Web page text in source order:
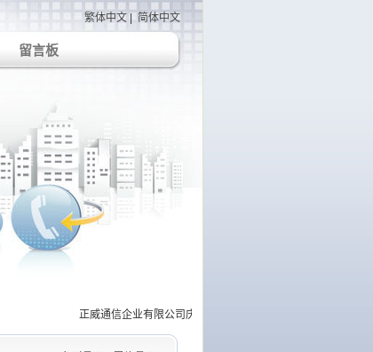
繁体中文 简体中文
留言板
正威通信企业有限公司庆官网上线! 智邦生活馆通讯企业庆粉丝